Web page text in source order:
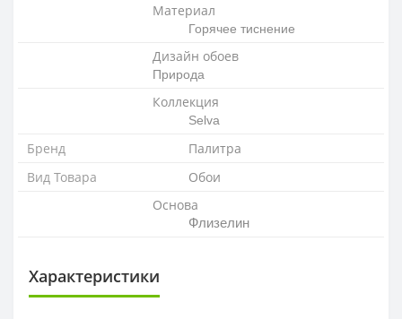
Материал
Горячее тиснение
Дизайн обоев
Природа
Коллекция
Selva
Бренд
Палитра
Вид Товара
Обои
Основа
Флизелин
Характеристики